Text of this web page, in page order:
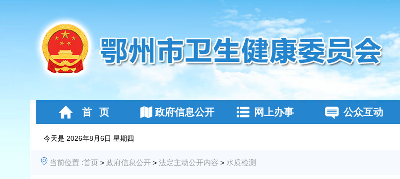
首 页 政府信息公开 网上办事 公众互动
今天是 2026年8月6日 星期四
当前位置 :首页 > 政府信息公开 > 法定主动公开内容 > 水质检测